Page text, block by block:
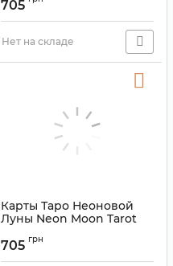
705
Нет на складе
Карты Таро Неоновой
Луны Neon Moon Tarot
Артикул:
705 грн